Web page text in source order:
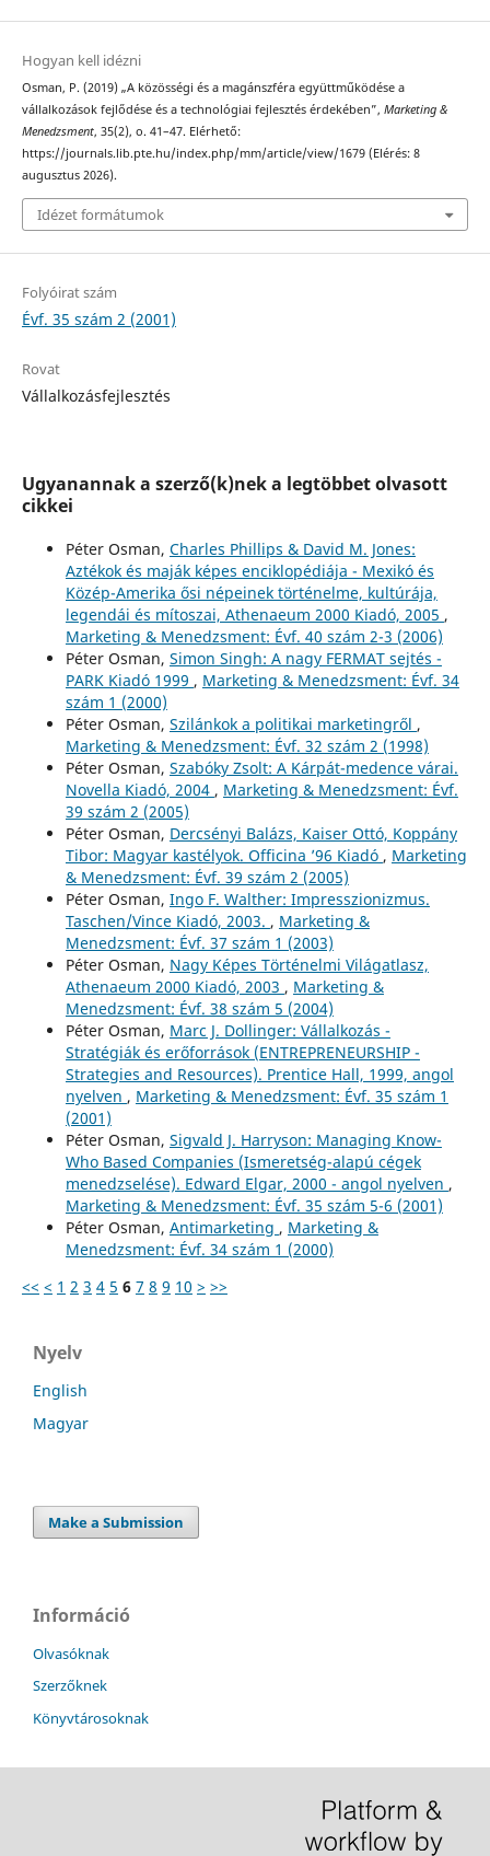
Hogyan kell idézni
Osman, P. (2019) „A közösségi és a magánszféra együttműködése a
vállalkozások fejlődése és a technológiai fejlesztés érdekében”, Marketing &
Menedzsment, 35(2), o. 41–47. Elérhető:
https://journals.lib.pte.hu/index.php/mm/article/view/1679 (Elérés: 8
augusztus 2026).
Idézet formátumok
Folyóirat szám
Évf. 35 szám 2 (2001)
Rovat
Vállalkozásfejlesztés
Ugyanannak a szerző(k)nek a legtöbbet olvasott
cikkei
Péter Osman, Charles Phillips & David M. Jones:
Aztékok és maják képes enciklopédiája - Mexikó és
Közép-Amerika ősi népeinek történelme, kultúrája,
legendái és mítoszai, Athenaeum 2000 Kiadó, 2005 ,
Marketing & Menedzsment: Évf. 40 szám 2-3 (2006)
Péter Osman, Simon Singh: A nagy FERMAT sejtés -
PARK Kiadó 1999 , Marketing & Menedzsment: Évf. 34
szám 1 (2000)
Péter Osman, Szilánkok a politikai marketingről ,
Marketing & Menedzsment: Évf. 32 szám 2 (1998)
Péter Osman, Szabóky Zsolt: A Kárpát-medence várai.
Novella Kiadó, 2004 , Marketing & Menedzsment: Évf.
39 szám 2 (2005)
Péter Osman, Dercsényi Balázs, Kaiser Ottó, Koppány
Tibor: Magyar kastélyok. Officina ’96 Kiadó , Marketing
& Menedzsment: Évf. 39 szám 2 (2005)
Péter Osman, Ingo F. Walther: Impresszionizmus.
Taschen/Vince Kiadó, 2003. , Marketing &
Menedzsment: Évf. 37 szám 1 (2003)
Péter Osman, Nagy Képes Történelmi Világatlasz,
Athenaeum 2000 Kiadó, 2003 , Marketing &
Menedzsment: Évf. 38 szám 5 (2004)
Péter Osman, Marc J. Dollinger: Vállalkozás -
Stratégiák és erőforrások (ENTREPRENEURSHIP -
Strategies and Resources). Prentice Hall, 1999, angol
nyelven , Marketing & Menedzsment: Évf. 35 szám 1
(2001)
Péter Osman, Sigvald J. Harryson: Managing Know-
Who Based Companies (Ismeretség-alapú cégek
menedzselése). Edward Elgar, 2000 - angol nyelven ,
Marketing & Menedzsment: Évf. 35 szám 5-6 (2001)
Péter Osman, Antimarketing , Marketing &
Menedzsment: Évf. 34 szám 1 (2000)
<< < 1 2 3 4 5 6 7 8 9 10 > >>
Nyelv
English
Magyar
Make a Submission
Információ
Olvasóknak
Szerzőknek
Könyvtárosoknak